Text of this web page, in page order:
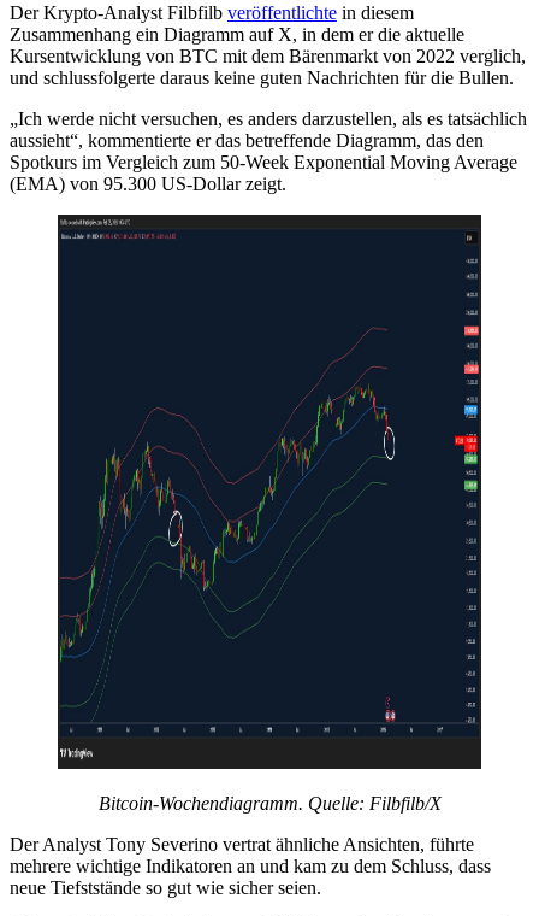
Der Krypto-Analyst Filbfilb veröffentlichte in diesem
Zusammenhang ein Diagramm auf X, in dem er die aktuelle
Kursentwicklung von BTC mit dem Bärenmarkt von 2022 verglich,
und schlussfolgerte daraus keine guten Nachrichten für die Bullen.
„Ich werde nicht versuchen, es anders darzustellen, als es tatsächlich
aussieht“, kommentierte er das betreffende Diagramm, das den
Spotkurs im Vergleich zum 50-Week Exponential Moving Average
(EMA) von 95.300 US-Dollar zeigt.
Bitcoin-Wochendiagramm. Quelle: Filbfilb/X
Der Analyst Tony Severino vertrat ähnliche Ansichten, führte
mehrere wichtige Indikatoren an und kam zu dem Schluss, dass
neue Tiefststände so gut wie sicher seien.